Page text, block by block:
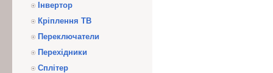
Інвертор
Кріплення ТВ
Переключатели
Перехідники
Сплітер